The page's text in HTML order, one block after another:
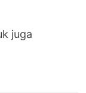
juga